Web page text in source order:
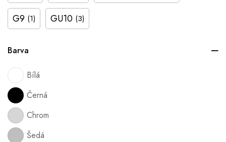
G9 (1) GU10 (3)
Barva
Bílá
Černá
Chrom
Šedá